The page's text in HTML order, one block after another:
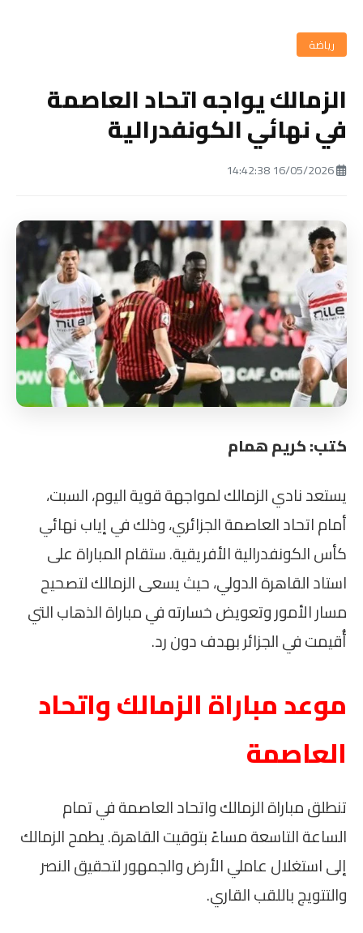
رياضة
الزمالك يواجه اتحاد العاصمة
في نهائي الكونفدرالية
كتب: كريم همام
يستعد نادي الزمالك لمواجهة قوية اليوم، السبت،
أمام اتحاد العاصمة الجزائري، وذلك في إياب نهائي
كأس الكونفدرالية الأفريقية. ستقام المباراة على
استاد القاهرة الدولي، حيث يسعى الزمالك لتصحيح
مسار الأمور وتعويض خسارته في مباراة الذهاب التي
أُقيمت في الجزائر بهدف دون رد.
موعد مباراة الزمالك واتحاد
العاصمة
تنطلق مباراة الزمالك واتحاد العاصمة في تمام
الساعة التاسعة مساءً بتوقيت القاهرة. يطمح الزمالك
إلى استغلال عاملي الأرض والجمهور لتحقيق النصر
والتتويج باللقب القاري.